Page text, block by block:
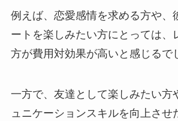
例えば、恋愛感情を求める方や、
ートを楽しみたい方にとっては、
方が費用対効果が高いと感じるで
一方で、友達として楽しみたい方
ュニケーションスキルを向上させ